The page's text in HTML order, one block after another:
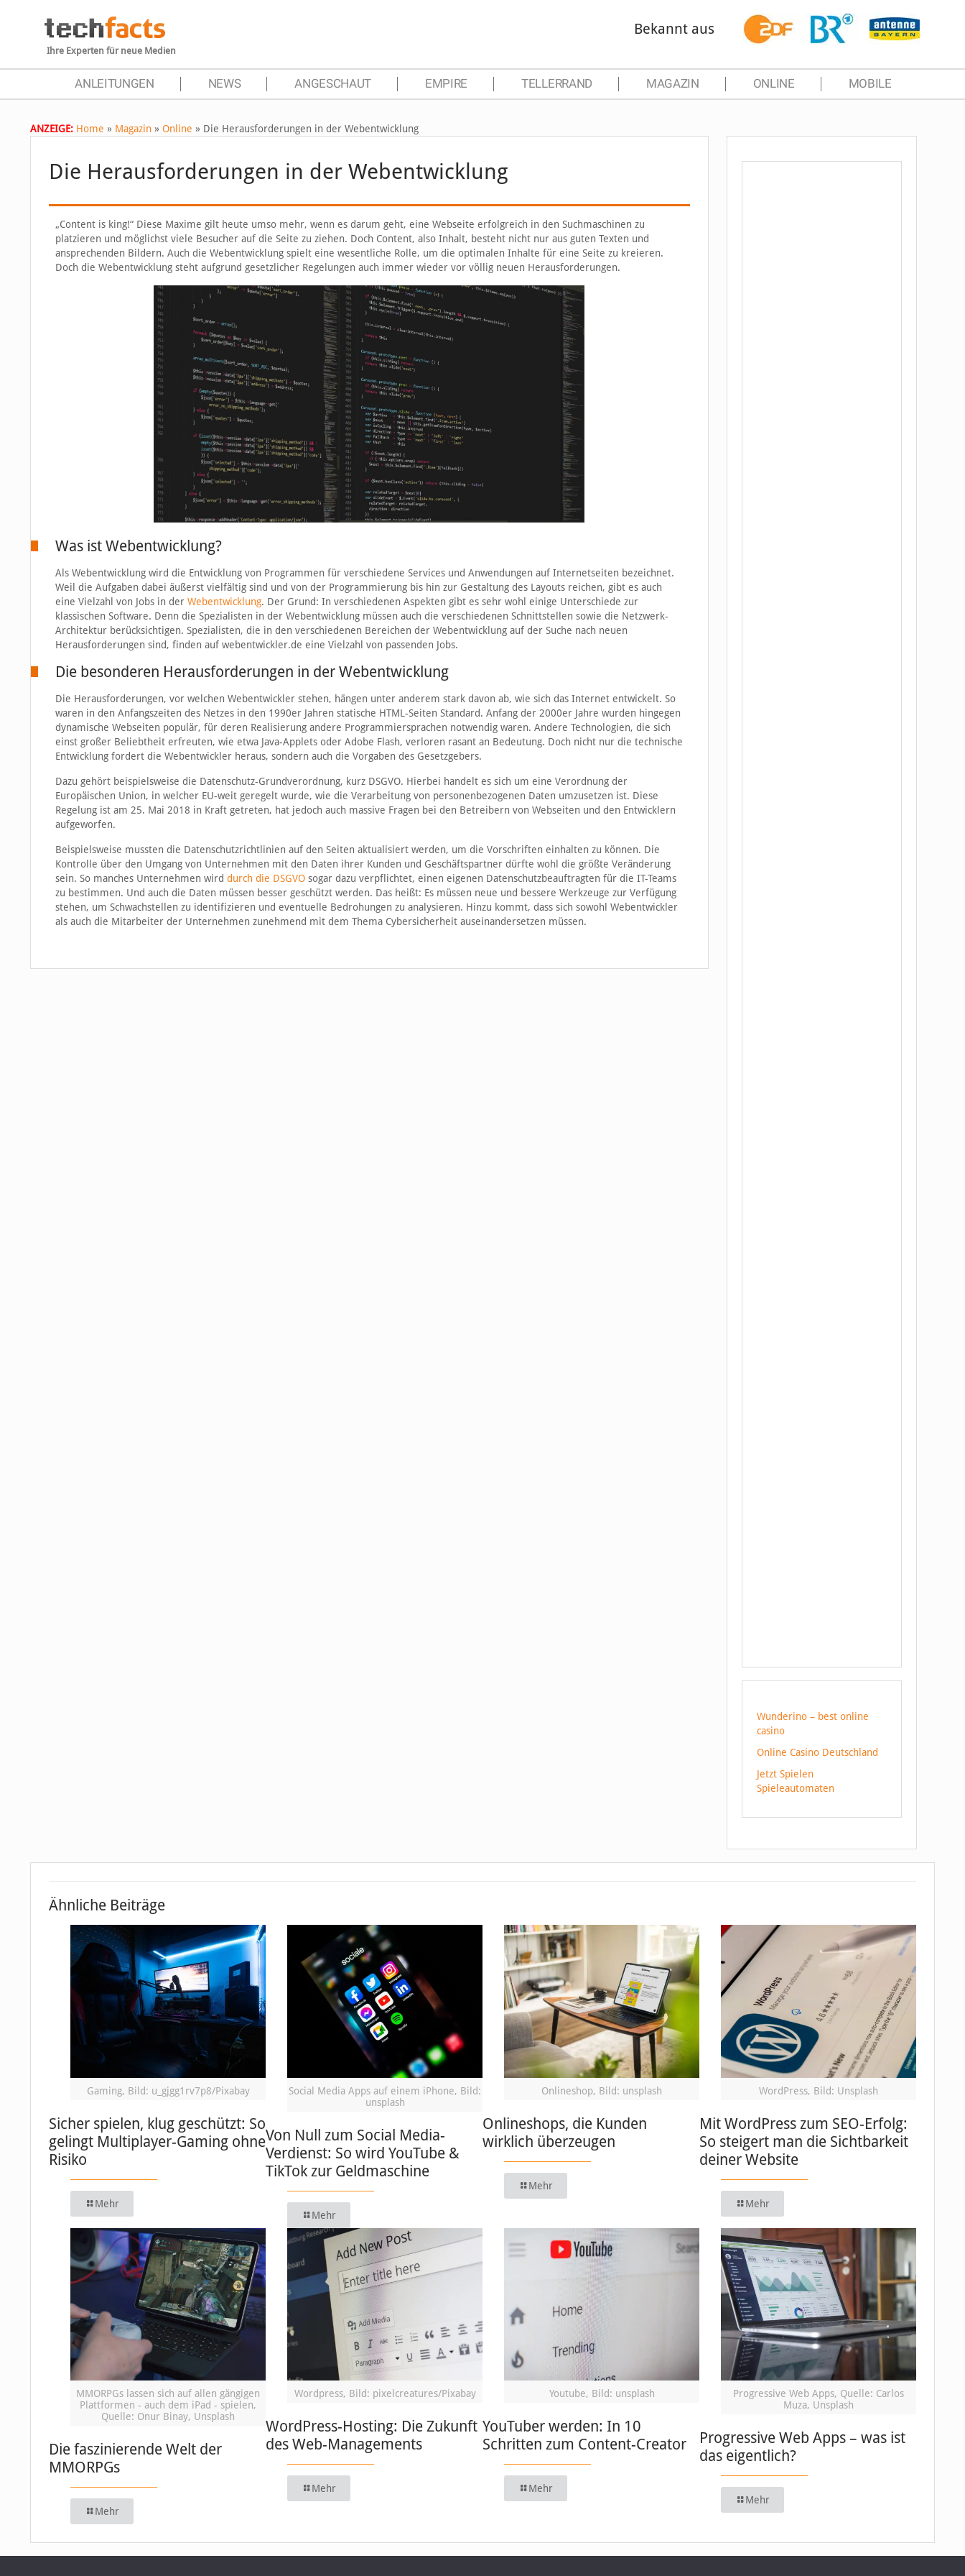
Ihre Experten für neue Medien
Bekannt aus
ANLEITUNGEN NEWS ANGESCHAUT EMPIRE TELLERRAND MAGAZIN ONLINE MOBILE
ANZEIGE: Home » Magazin » Online » Die Herausforderungen in der Webentwicklung
Die Herausforderungen in der Webentwicklung
„Content is king!“ Diese Maxime gilt heute umso mehr, wenn es darum geht, eine Webseite erfolgreich in den Suchmaschinen zu
platzieren und möglichst viele Besucher auf die Seite zu ziehen. Doch Content, also Inhalt, besteht nicht nur aus guten Texten und
ansprechenden Bildern. Auch die Webentwicklung spielt eine wesentliche Rolle, um die optimalen Inhalte für eine Seite zu kreieren.
Doch die Webentwicklung steht aufgrund gesetzlicher Regelungen auch immer wieder vor völlig neuen Herausforderungen.
Was ist Webentwicklung?
Als Webentwicklung wird die Entwicklung von Programmen für verschiedene Services und Anwendungen auf Internetseiten bezeichnet.
Weil die Aufgaben dabei äußerst vielfältig sind und von der Programmierung bis hin zur Gestaltung des Layouts reichen, gibt es auch
eine Vielzahl von Jobs in der Webentwicklung. Der Grund: In verschiedenen Aspekten gibt es sehr wohl einige Unterschiede zur
klassischen Software. Denn die Spezialisten in der Webentwicklung müssen auch die verschiedenen Schnittstellen sowie die Netzwerk-
Architektur berücksichtigen. Spezialisten, die in den verschiedenen Bereichen der Webentwicklung auf der Suche nach neuen
Herausforderungen sind, finden auf webentwickler.de eine Vielzahl von passenden Jobs.
Die besonderen Herausforderungen in der Webentwicklung
Die Herausforderungen, vor welchen Webentwickler stehen, hängen unter anderem stark davon ab, wie sich das Internet entwickelt. So
waren in den Anfangszeiten des Netzes in den 1990er Jahren statische HTML-Seiten Standard. Anfang der 2000er Jahre wurden hingegen
dynamische Webseiten populär, für deren Realisierung andere Programmiersprachen notwendig waren. Andere Technologien, die sich
einst großer Beliebtheit erfreuten, wie etwa Java-Applets oder Adobe Flash, verloren rasant an Bedeutung. Doch nicht nur die technische
Entwicklung fordert die Webentwickler heraus, sondern auch die Vorgaben des Gesetzgebers.
Dazu gehört beispielsweise die Datenschutz-Grundverordnung, kurz DSGVO. Hierbei handelt es sich um eine Verordnung der
Europäischen Union, in welcher EU-weit geregelt wurde, wie die Verarbeitung von personenbezogenen Daten umzusetzen ist. Diese
Regelung ist am 25. Mai 2018 in Kraft getreten, hat jedoch auch massive Fragen bei den Betreibern von Webseiten und den Entwicklern
aufgeworfen.
Beispielsweise mussten die Datenschutzrichtlinien auf den Seiten aktualisiert werden, um die Vorschriften einhalten zu können. Die
Kontrolle über den Umgang von Unternehmen mit den Daten ihrer Kunden und Geschäftspartner dürfte wohl die größte Veränderung
sein. So manches Unternehmen wird durch die DSGVOsogar dazu verpflichtet, einen eigenen Datenschutzbeauftragten für die IT-Teams
zu bestimmen. Und auch die Daten müssen besser geschützt werden. Das heißt: Es müssen neue und bessere Werkzeuge zur Verfügung
stehen, um Schwachstellen zu identifizieren und eventuelle Bedrohungen zu analysieren. Hinzu kommt, dass sich sowohl Webentwickler
als auch die Mitarbeiter der Unternehmen zunehmend mit dem Thema Cybersicherheit auseinandersetzen müssen.
Wunderino – best online
casino
Online Casino Deutschland
Jetzt Spielen
Spieleautomaten
Ähnliche Beiträge
Gaming, Bild: u_gjgg1rv7p8/Pixabay
Sicher spielen, klug geschützt: So
gelingt Multiplayer-Gaming ohne
Risiko
Mehr
Social Media Apps auf einem iPhone, Bild:
unsplash
Von Null zum Social Media-
Verdienst: So wird YouTube &
TikTok zur Geldmaschine
Mehr
Onlineshop, Bild: unsplash
Onlineshops, die Kunden
wirklich überzeugen
Mehr
WordPress, Bild: Unsplash
Mit WordPress zum SEO-Erfolg:
So steigert man die Sichtbarkeit
deiner Website
Mehr
MMORPGs lassen sich auf allen gängigen
Plattformen - auch dem iPad - spielen,
Quelle: Onur Binay, Unsplash
Die faszinierende Welt der
MMORPGs
Mehr
Wordpress, Bild: pixelcreatures/Pixabay
WordPress-Hosting: Die Zukunft
des Web-Managements
Mehr
Youtube, Bild: unsplash
YouTuber werden: In 10
Schritten zum Content-Creator
Mehr
Progressive Web Apps, Quelle: Carlos
Muza, Unsplash
Progressive Web Apps – was ist
das eigentlich?
Mehr